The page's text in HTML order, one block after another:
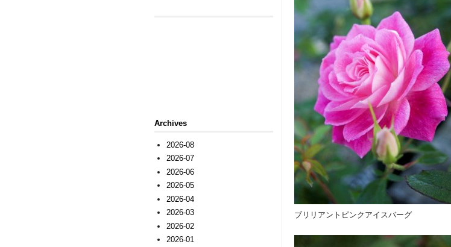
ブリリアントピンクアイスバーグ
Archives
2026-08
2026-07
2026-06
2026-05
2026-04
2026-03
2026-02
2026-01